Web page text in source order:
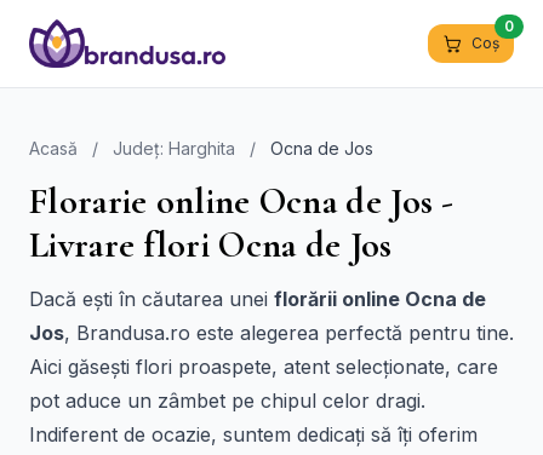
Coș
0
Acasă / Județ: Harghita / Ocna de Jos
Florarie online Ocna de Jos -
Livrare flori Ocna de Jos
Dacă ești în căutarea unei florării online Ocna de
Jos, Brandusa.ro este alegerea perfectă pentru tine.
Aici găsești flori proaspete, atent selecționate, care
pot aduce un zâmbet pe chipul celor dragi.
Indiferent de ocazie, suntem dedicați să îți oferim